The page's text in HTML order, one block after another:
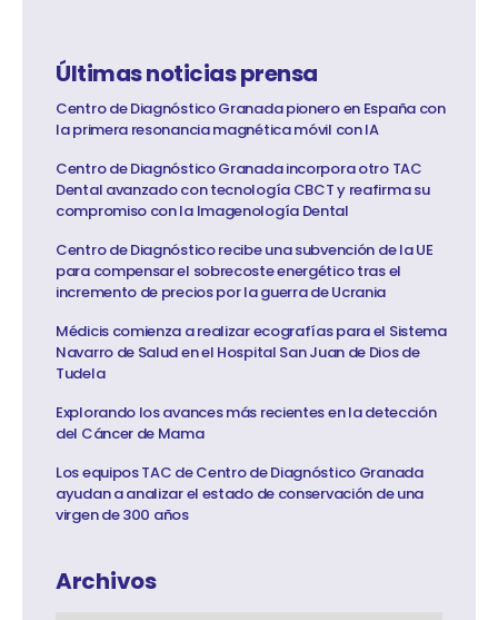
Últimas noticias prensa
Centro de Diagnóstico Granada pionero en España con
la primera resonancia magnética móvil con IA
Centro de Diagnóstico Granada incorpora otro TAC
Dental avanzado con tecnología CBCT y reafirma su
compromiso con la Imagenología Dental
Centro de Diagnóstico recibe una subvención de la UE
para compensar el sobrecoste energético tras el
incremento de precios por la guerra de Ucrania
Médicis comienza a realizar ecografías para el Sistema
Navarro de Salud en el Hospital San Juan de Dios de
Tudela
Explorando los avances más recientes en la detección
del Cáncer de Mama
Los equipos TAC de Centro de Diagnóstico Granada
ayudan a analizar el estado de conservación de una
virgen de 300 años
Archivos